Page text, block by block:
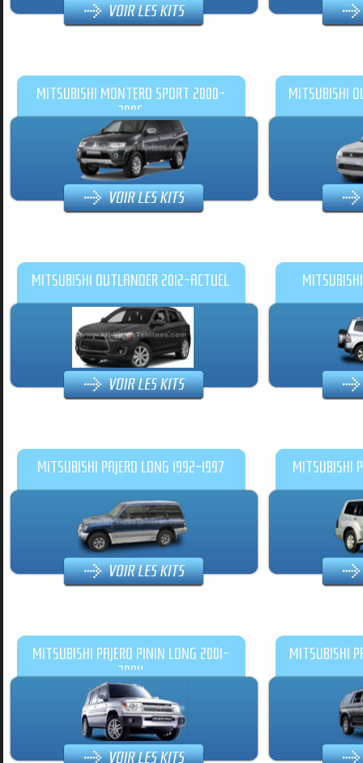
MITSUBISHI MONTERO SPORT 2000-
2005
MITSUBISHI
MITSUBISHI OUTLANDER 2012-ACTUEL
MITSUBISHI PAJERO LONG 1992-1997 MITSUBISHI
MITSUBISHI PAJERO PININ LONG 2001-
2004
MITSUBISHI